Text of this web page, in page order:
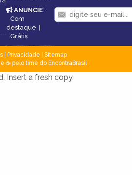
ANUNCIE:
Com
destaque |
Grátis
| Privacidade
Sitemap
☕ pelo time do EncontraBrasil
Insert a fresh copy.